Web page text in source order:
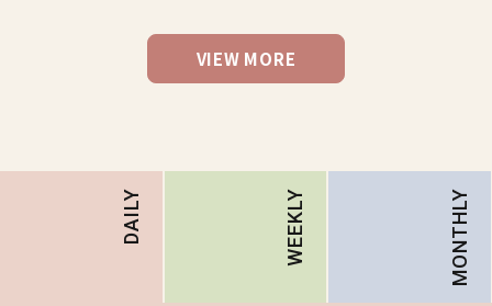
VIEW MORE
DAILY WEEKLY MONTHLY